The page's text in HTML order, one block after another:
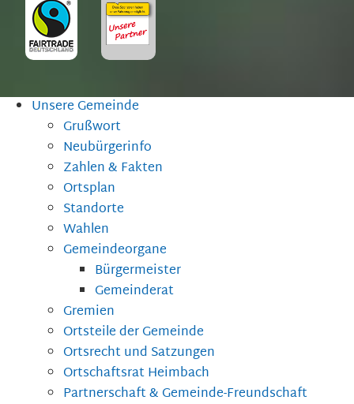
Unsere Gemeinde
Grußwort
Neubürgerinfo
Zahlen & Fakten
Ortsplan
Standorte
Wahlen
Gemeindeorgane
Bürgermeister
Gemeinderat
Gremien
Ortsteile der Gemeinde
Ortsrecht und Satzungen
Ortschaftsrat Heimbach
Partnerschaft & Gemeinde-Freundschaft